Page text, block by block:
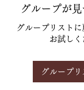
グループが
グループリスト
お試しく
グループ